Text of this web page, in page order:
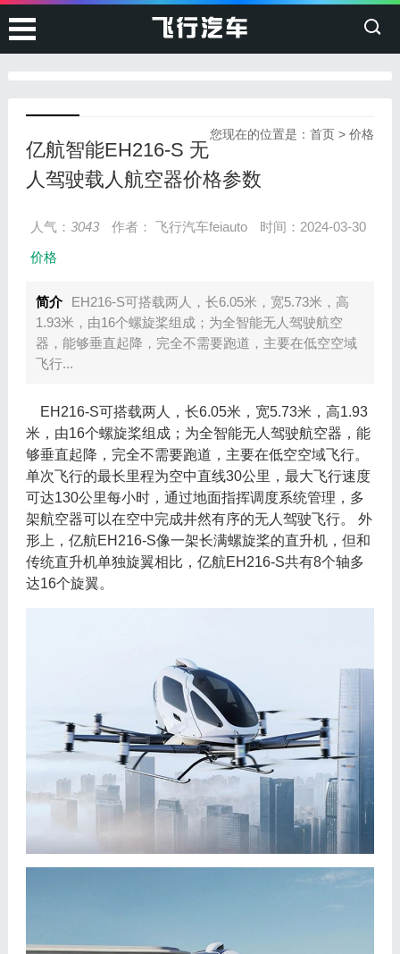
您现在的位置是：首页 >价格
亿航智能EH216-S 无
人驾驶载人航空器价格参数
人气： 3043 作者： 飞行汽车feiauto
时间：2024-03-30
价格
简介
EH216-S可搭载两人，长6.05米，宽5.73米，高
1.93米，由16个螺旋桨组成；为全智能无人驾驶航空
器，能够垂直起降，完全不需要跑道，主要在低空空域
飞行...
EH216-S可搭载两人，长6.05米，宽5.73米，高1.93
米，由16个螺旋桨组成；为全智能无人驾驶航空器，能
够垂直起降，完全不需要跑道，主要在低空空域飞行。
单次飞行的最长里程为空中直线30公里，最大飞行速度
可达130公里每小时，通过地面指挥调度系统管理，多
架航空器可以在空中完成井然有序的无人驾驶飞行。 外
形上，亿航EH216-S像一架长满螺旋桨的直升机，但和
传统直升机单独旋翼相比，亿航EH216-S共有8个轴多
达16个旋翼。